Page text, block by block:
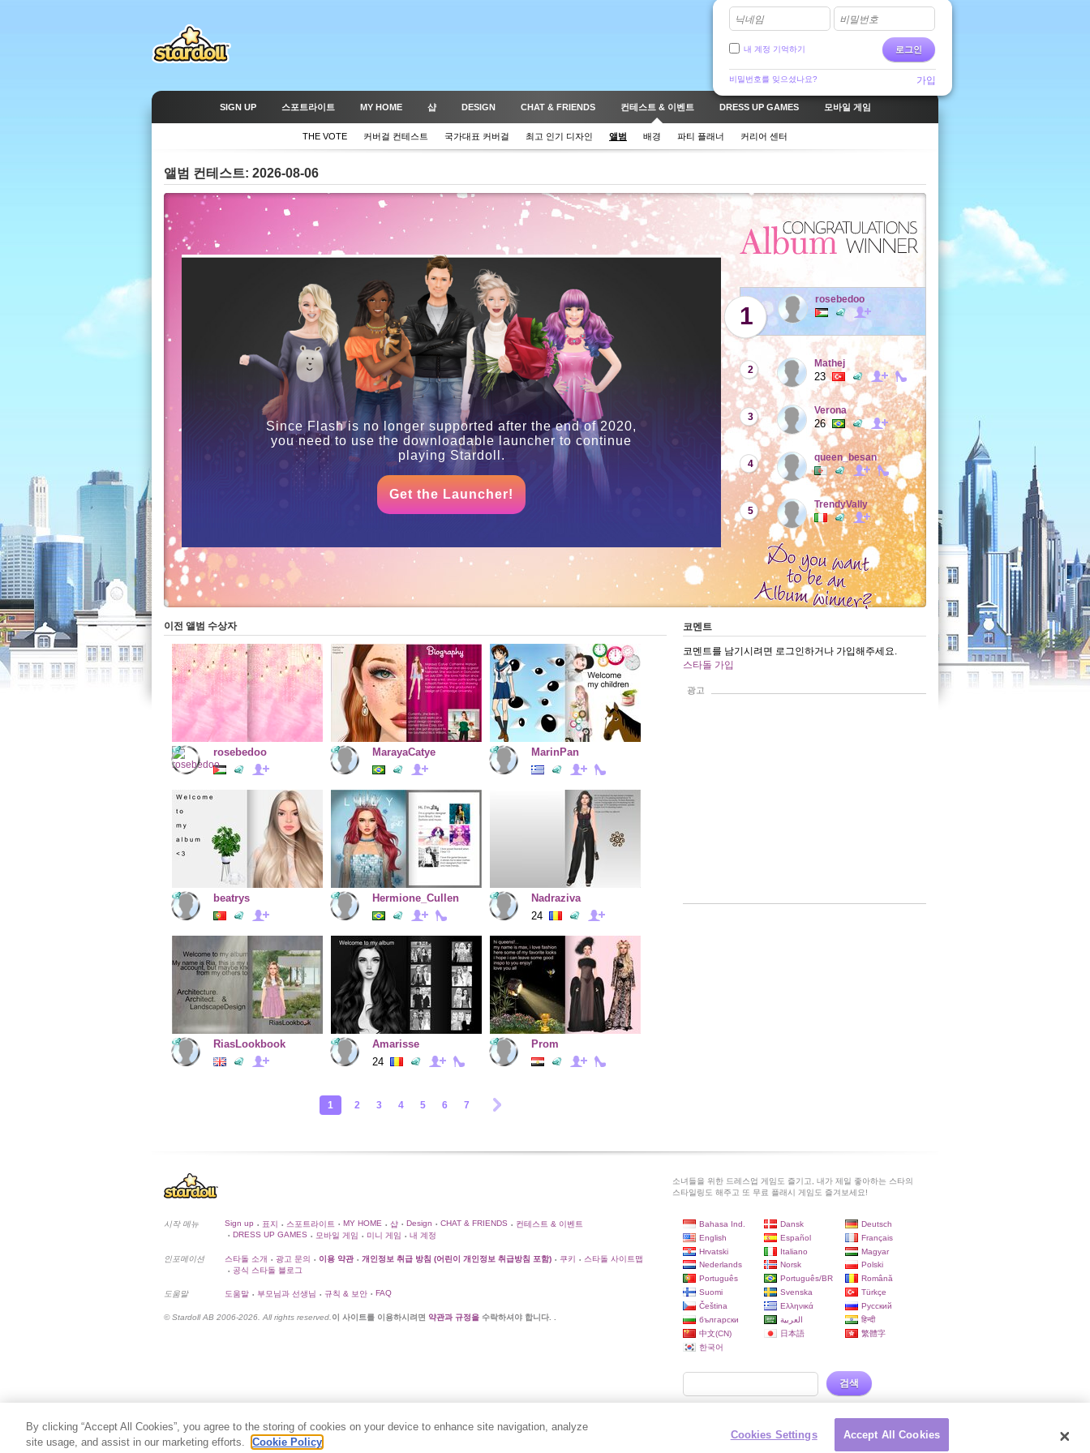
닉네임 비밀번호
로그인
내 계정 기억하기
비밀번호를 잊으셨나요? 가입
SIGN UP 스포트라이트 MY HOME 샵 DESIGN CHAT & FRIENDS 컨테스트 & 이벤트 DRESS UP GAMES 모바일 게임
THE VOTE 커버걸 컨테스트 국가대표 커버걸 최고 인기 디자인 앨범 배경 파티 플래너 커리어 센터
앨범 컨테스트: 2026-08-06
Since Flash is no longer supported after the end of 2020,
you need to use the downloadable launcher to continue
playing Stardoll.
Get the Launcher!
1
rosebedoo
2
Mathej
23
3
Verona
26
4
queen_besan
5
TrendyVally
이전 앨범 수상자
rosebedoo MarayaCatye MarinPan
beatrys Hermione_Cullen
Nadraziva
24
RiasLookbook
Amarisse
24
Prom
1 2 3 4 5 6 7
코멘트
코멘트를 남기시려면 로그인하거나 가입해주세요.
스타돌 가입
광고
소녀들을 위한 드레스업 게임도 즐기고, 내가 제일 좋아하는 스타의
스타일링도 해주고 또 무료 플래시 게임도 즐겨보세요!
시작 메뉴 Sign up • 표지 • 스포트라이트 • MY HOME • 샵 • Design • CHAT & FRIENDS • 컨테스트 & 이벤트
• DRESS UP GAMES • 모바일 게임 • 미니 게임 • 내 계정
인포메이션 스타돌 소개 • 광고 문의 • 이용 약관 • 개인정보 취급 방침 (어린이 개인정보 취급방침 포함) • 쿠키 • 스타돌 사이트맵
• 공식 스타돌 블로그
도움말 도움말 • 부모님과 선생님 • 규칙 & 보안 • FAQ
© Stardoll AB 2006-2026. All rights reserved. 이 사이트를 이용하시려면 약관과 규정을 수락하셔야 합니다. .
Bahasa Ind. Dansk
Deutsch
English
Español
Français
Hrvatski
Italiano
Magyar
Nederlands
Norsk
Polski
Português
Português/BR
Română
Suomi
Svenska
Türkçe
Čeština
Ελληνικά
Русский
български
العربية
हिन्दी
中文(CN)
日本語
繁體字
한국어
검색
By clicking “Accept All Cookies”, you agree to the storing of cookies on your device to enhance site navigation, analyze
site usage, and assist in our marketing efforts.
Cookie Policy
Cookies Settings Accept All Cookies